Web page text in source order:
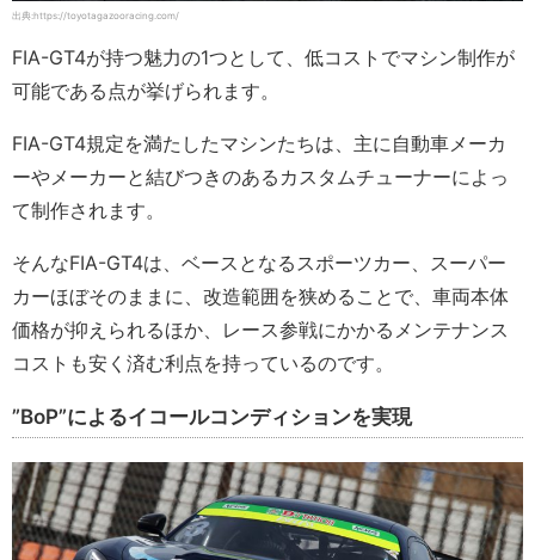
出典:https://toyotagazooracing.com/
FIA-GT4が持つ魅力の1つとして、低コストでマシン制作が
可能である点が挙げられます。
FIA-GT4規定を満たしたマシンたちは、主に自動車メーカ
ーやメーカーと結びつきのあるカスタムチューナーによっ
て制作されます。
そんなFIA-GT4は、ベースとなるスポーツカー、スーパー
カーほぼそのままに、改造範囲を狭めることで、車両本体
価格が抑えられるほか、レース参戦にかかるメンテナンス
コストも安く済む利点を持っているのです。
”BoP”によるイコールコンディションを実現